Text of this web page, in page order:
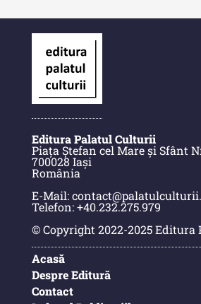
Anuarul Muzeului
Moldovei
Anuarul Muzeului
Moldovei - XXII / 2022
Anuarul Muzeului
Moldovei - XXI / 2021
Anuarul Muzeului
Moldovei - XX / 2020
Indexul Complet
Buletinul Muzeului
Tehnicii ”Ștefan Procopiu”
Buletinul Muzeului
Editura Palatul Culturii
Piața Ștefan cel Mare și Sfânt
700028 Iași
România
E-Mail:
Telefon: +40.232.275.979
© Copyright 2022-2025
Acasă
Despre Editură
Contact